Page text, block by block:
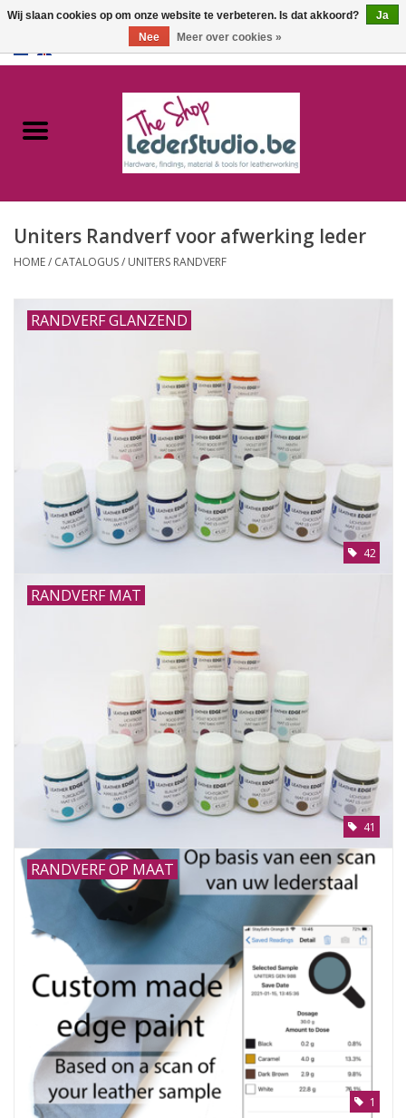
Catalogus
FAQ
Uniters Randverf voor afwerking leder
HOME/ CATALOGUS/ UNITERS RANDVERF
RANDVERF GLANZEND
42
RANDVERF MAT
41
RANDVERF OP MAAT
1
Wij slaan cookies op om onze website te verbeteren. Is dat akkoord?
Ja
Nee
Meer over cookies »